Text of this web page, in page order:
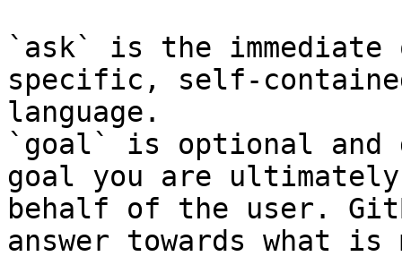
`ask` is the
specific, self-
language.
`goal` is optional and
goal you are
behalf of the user.
answer towards what